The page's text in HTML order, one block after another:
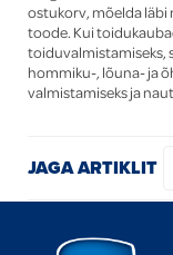
ostukorv, mõelda läbi
toode. Kui
toiduvalmistamiseks,
hommiku-, lõuna- ja
valmistamiseks ja
JAGA ARTIKLIT